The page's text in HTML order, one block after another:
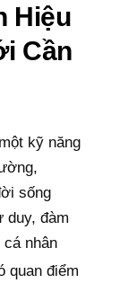
Hiệu
Cần
kỹ năng
sống
duy, đàm
nhân
quan điểm